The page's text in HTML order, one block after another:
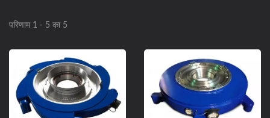
परिणाम 1 - 5 का 5